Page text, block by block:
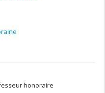
honoraire